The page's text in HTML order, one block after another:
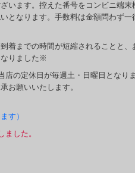
ざいます。控えた番号をコンビニ
となります。手数料は金額問わず
着までの時間が短縮されることと
なりました※
店の定休日が毎週土・日曜日となり
お願いいたします。
す）
した。